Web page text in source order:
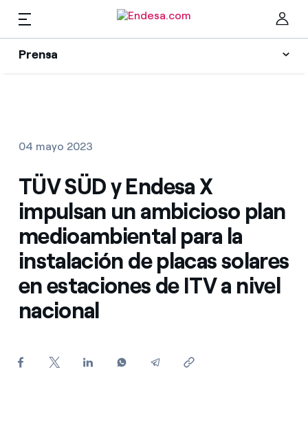
Prensa
Prensa
Encuentra la tarifa que más te conviene
Compara nuestras tarifas de empresa y ahorra
Por cada kWh que ahorres, te descontamos otro
¿Cómo ver mis facturas de Endesa?
Recursos
Colecciones
Contactos prensa
La cara e
04 mayo 2023
TÜV SÜD y Endesa X
impulsan un ambicioso plan
medioambiental para la
instalación de placas solares
en estaciones de ITV a nivel
nacional